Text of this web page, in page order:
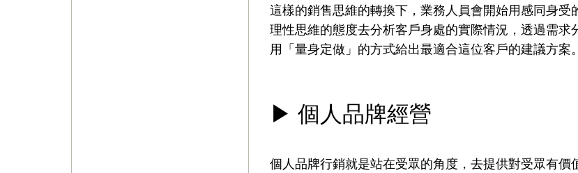
這樣的銷售思維的轉換下，業務人員會開始用感同身
理性思維的態度去分析客戶身處的實際情況，透過需
用「量身定做」的方式給出最適合這位客戶的建議方案。
▶ 個人品牌經營
個人品牌行銷就是站在受眾的角度，去提供對受眾有